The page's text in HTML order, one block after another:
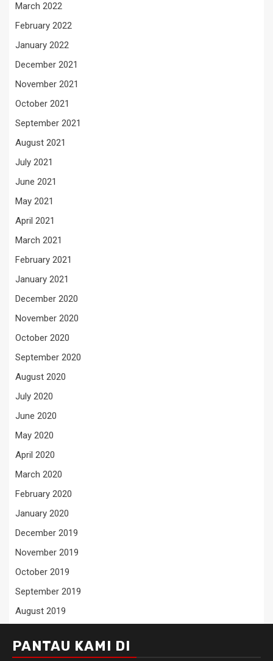
March 2022
February 2022
January 2022
December 2021
November 2021
October 2021
September 2021
August 2021
July 2021
June 2021
May 2021
April 2021
March 2021
February 2021
January 2021
December 2020
November 2020
October 2020
September 2020
August 2020
July 2020
June 2020
May 2020
April 2020
March 2020
February 2020
January 2020
December 2019
November 2019
October 2019
September 2019
August 2019
PANTAU KAMI DI